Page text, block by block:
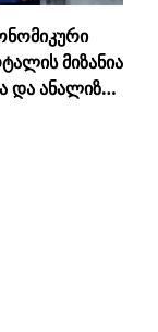
მიზანია
და ანალიზის